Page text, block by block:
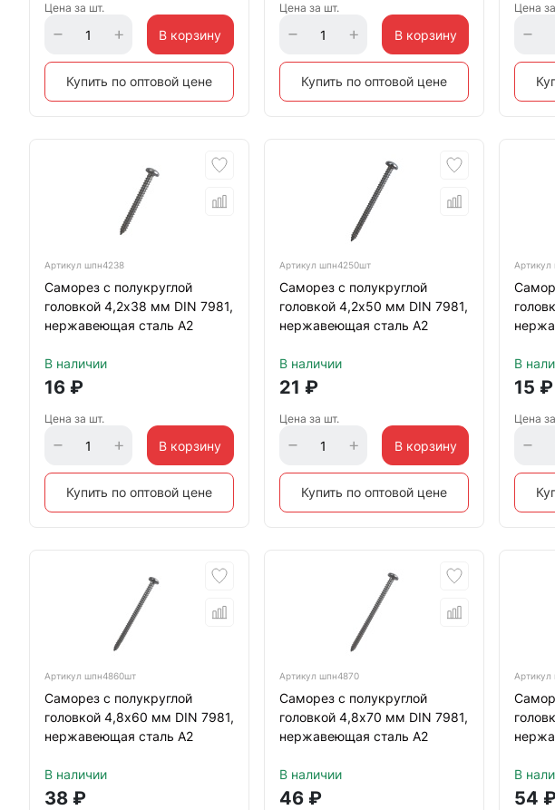
Цена за шт.
В корзину
Купить по оптовой цене
Цена за шт.
В корзину
Купить по оптовой цене
Цена
Артикул шпн4238
Саморез с полукруглой
головкой 4,2х38 мм DIN 7981,
нержавеющая сталь А2
В наличии
16 ₽
Цена за шт.
В корзину
Купить по оптовой цене
Артикулшпн4250шт
Саморез с полукруглой
головкой 4,2х50 мм DIN 7981,
нержавеющая сталь А2
В наличии
21 ₽
Цена за шт.
В корзину
Купить по оптовой цене
Артикул
В
15 ₽
Цена
Артикул шпн4860шт
Саморез с полукруглой
головкой 4,8х60 мм DIN 7981,
нержавеющая сталь А2
В наличии
38 ₽
Артикулшпн4870
Саморез с полукруглой
головкой 4,8х70 мм DIN 7981,
нержавеющая сталь А2
В наличии
46 ₽
Артикул
В
54